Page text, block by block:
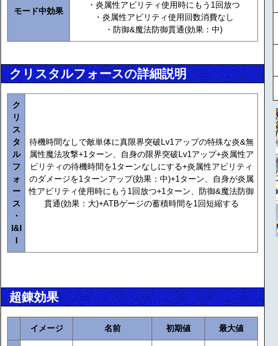
モード中効果
・炎属性アビリティ使用時にもう1回放つ
・炎属性アビリティ使用回数消費なし
・防御&魔法防御貫通(効果：中)
クリスタルフォースの詳細説明
ク
リ
ス
タ
ル
フ
ォ
ー
ス
・
I&I
待機時間なしで敵単体に真限界突破Lv1アップの特殊な炎&無
属性魔法攻撃+1ターン、自身の限界突破Lv1アップ+炎属性ア
ビリティの待機時間を1ターンなしにする+炎属性アビリティ
のダメージを1ターンアップ(効果：中)+1ターン、自身が炎属
性アビリティ使用時にもう1回放つ+1ターン、防御&魔法防御
貫通(効果：大)+ATBゲージの蓄積時間を1回短縮する
超錬効果
イメージ 名前 初期値 最大値